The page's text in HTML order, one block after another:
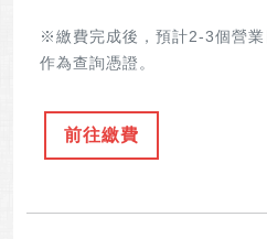
※繳費完成後，預計2-3個營
作為查詢憑證。